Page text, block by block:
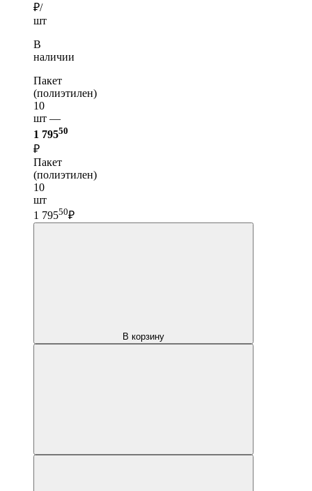
₽/
шт
В
наличии
Пакет
(полиэтилен)
10
шт —
1 79550
₽
Пакет
(полиэтилен)
10
шт
1 79550₽
В корзину